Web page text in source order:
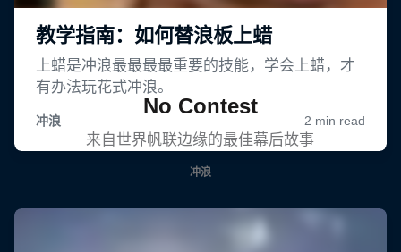
No Contest
来自世界帆联边缘的最佳幕后故事
冲浪